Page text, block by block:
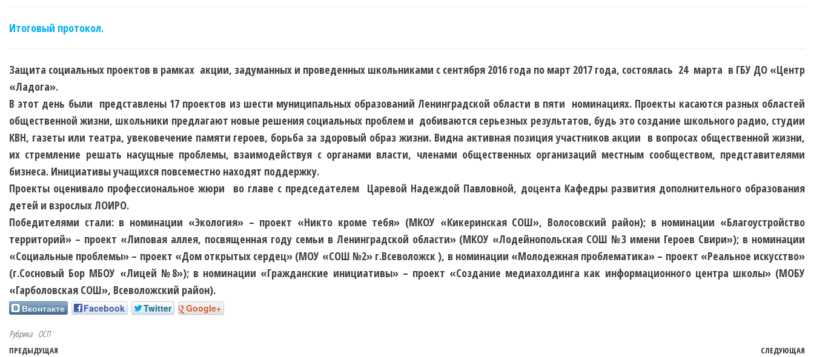
Итоговый протокол.
Защита социальных проектов в рамках акции, задуманных и проведенных школьниками с сентября 2016 года по март 2017 года, состоялась 24 марта в ГБУ ДО «Центр
«Ладога».
В этот день были представлены 17 проектов из шести муниципальных образований Ленинградской области в пяти номинациях. Проекты касаются разных областей
общественной жизни, школьники предлагают новые решения социальных проблем и добиваются серьезных результатов, будь это создание школьного радио, студии
КВН, газеты или театра, увековечение памяти героев, борьба за здоровый образ жизни. Видна активная позиция участников акции в вопросах общественной жизни,
их стремление решать насущные проблемы, взаимодействуя с органами власти, членами общественных организаций местным сообществом, представителями
бизнеса. Инициативы учащихся повсеместно находят поддержку.
Проекты оценивало профессиональное жюри во главе с председателем Царевой Надеждой Павловной, доцента Кафедры развития дополнительного образования
детей и взрослых ЛОИРО.
Победителями стали: в номинации «Экология» – проект «Никто кроме тебя» (МКОУ «Кикеринская СОШ», Волосовский район); в номинации «Благоустройство
территорий» – проект «Липовая аллея, посвященная году семьи в Ленинградской области» (МКОУ «Лодейнопольская СОШ №3 имени Героев Свири»); в номинации
«Социальные проблемы» – проект «Дом открытых сердец» (МОУ «СОШ №2» г.Всеволожск ), в номинации «Молодежная проблематика» – проект «Реальное искусство»
(г.Сосновый Бор МБОУ «Лицей №8»); в номинации «Гражданские инициативы» – проект «Создание медиахолдинга как информационного центра школы» (МОБУ
«Гарболовская СОШ», Всеволожский район).
Вконтакте Facebook Twitter Google+
Рубрика ОСП
ПРЕДЫДУЩАЯ СЛЕДУЮЩАЯ